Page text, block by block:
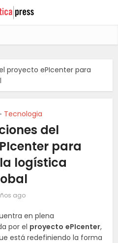
proyecto ePIcenter para
• Tecnologia
del
para
logística
ago
en plena
por el proyecto ePIcenter,
está redefiniendo la forma